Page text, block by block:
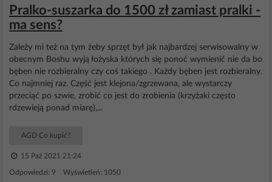
Pralko-suszarka do 1500 zł zamiast pralki -
ma sens?
Zależy mi też na tym żeby sprzęt był jak najbardzej serwisowalny w
obecnym Boshu wyją łożyska których się ponoć wymienić nie da bo
bęben nie rozbieralny czy coś takiego . Każdy bęben jest rozbieralny.
Co najmniej raz. Część jest klejona/zgrzewana, ale wystarczy
przeciąć po szwie, zrobić co jest do zrobienia (krzyżaki często
rdzewieją ponad miarę),...
AGD Co kupić?
15 Paź 2021 21:24
Odpowiedzi: 9 Wyświetleń: 1050